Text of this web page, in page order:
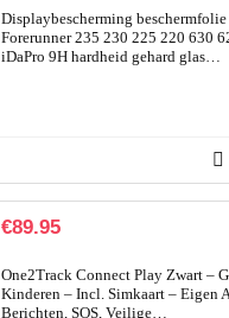
Displaybescherming
Forerunner 235 230 225 220 630
iDaPro 9H hardheid gehard glas…
€89.95
One2Track Connect Play Zwart –
Kinderen – Incl. Simkaart – Eigen
Berichten, SOS, Veilige…